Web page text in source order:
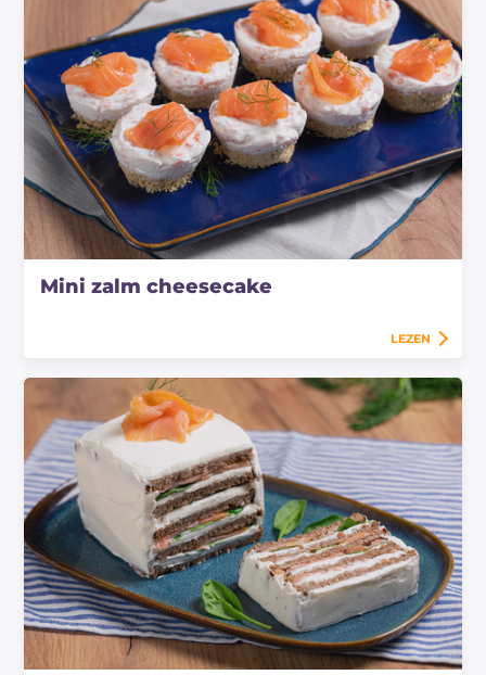
Mini zalm cheesecake
LEZEN